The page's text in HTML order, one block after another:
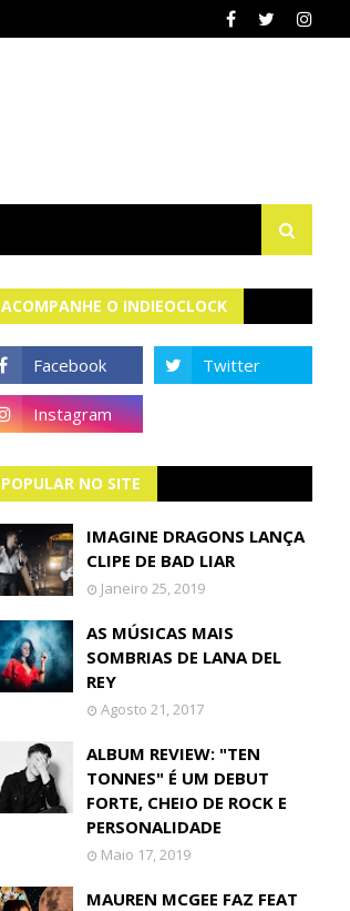
ACOMPANHE O INDIEOCLOCK
POPULAR NO SITE
IMAGINE DRAGONS LANÇA
CLIPE DE BAD LIAR
Janeiro 25, 2019
AS MÚSICAS MAIS
SOMBRIAS DE LANA DEL
REY
Agosto 21, 2017
ALBUM REVIEW: "TEN
TONNES" É UM DEBUT
FORTE, CHEIO DE ROCK E
PERSONALIDADE
Maio 17, 2019
MAUREN MCGEE FAZ FEAT